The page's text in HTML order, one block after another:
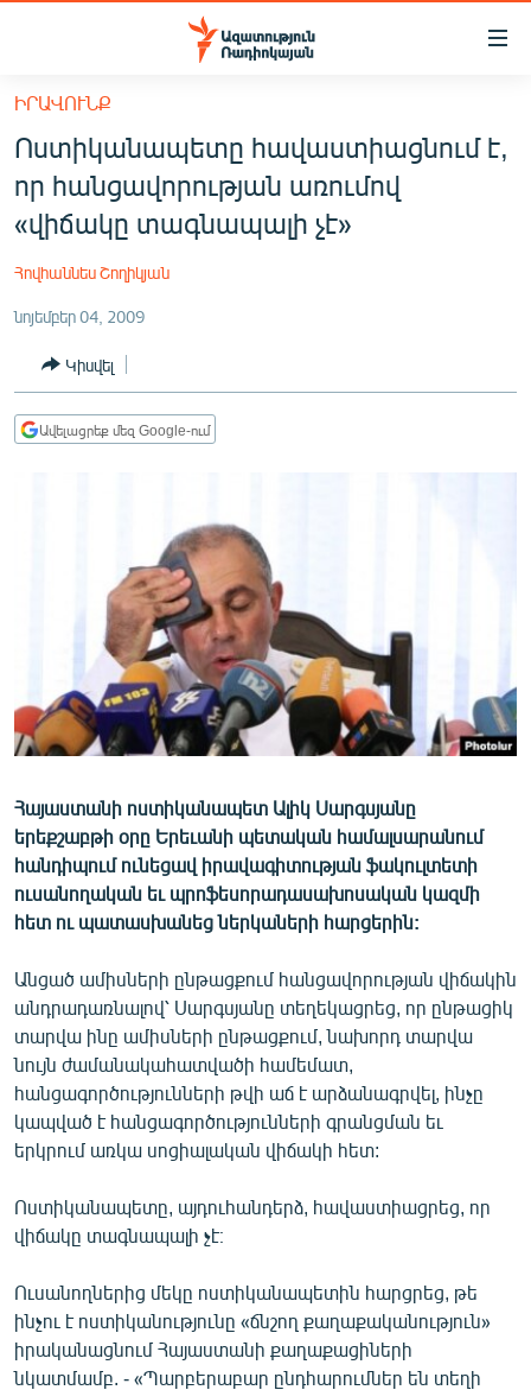
Մատչելիության
հիմնական
բովանդակությանը
Անցնել
հիմնական
մենյուին
ՀԱՅԱՍՏԱՆ
ՔԱՂԱՔԱԿԱՆ
ՏՆՏԵՍՈՒԹՅՈՒՆ
ՂԱՐԱԲԱՂ
ՄՇԱԿՈՒՅԹ
ՄԵԿՆԱԲԱՆՈՒԹՅՈՒՆ
ՏՏ ԵՒ ԻՆՏԵՐՆԵՏ
ԱՐԽԻՎ
ՏԵՍԱՆՅՈՒԹԵՐ
ԲԱՆԱՎԵՃ
ՁԳՏԵԼՈՎ ԼԱՎԱԳՈՒՅՆԻՆ
ՓՈԴՔԱՍԹ
Հայերեն
English
Русский
«Ազատության» բոլոր կայքերը
ԻՐԱՎՈՒՆՔ
Ոստիկանապետը հավաստիացնում է,
որ հանցավորության առումով
«վիճակը տագնապալի չէ»
Հովհաննես Շողիկյան
նոյեմբեր 04, 2009
Կիսվել
Ավելացրեք մեզ Google-ում
Հայաստանի ոստիկանապետ Ալիկ Սարգսյանը
երեքշաբթի օրը Երեւանի պետական համալսարանում
հանդիպում ունեցավ իրավագիտության ֆակուլտետի
ուսանողական եւ պրոֆեսորադասախոսական կազմի
հետ ու պատասխանեց ներկաների հարցերին:
Անցած ամիսների ընթացքում հանցավորության վիճակին
անդրադառնալով՝ Սարգսյանը տեղեկացրեց, որ ընթացիկ
տարվա ինը ամիսների ընթացքում, նախորդ տարվա
նույն ժամանակահատվածի համեմատ,
հանցագործությունների թվի աճ է արձանագրվել, ինչը
կապված է հանցագործությունների գրանցման եւ
երկրում առկա սոցիալական վիճակի հետ:
Ոստիկանապետը, այդուհանդերձ, հավաստիացրեց, որ
վիճակը տագնապալի չէ։
Ուսանողներից մեկը ոստիկանապետին հարցրեց, թե
ինչու է ոստիկանությունը «ճնշող քաղաքականություն»
իրականացնում Հայաստանի քաղաքացիների
նկատմամբ. - «Պարբերաբար ընդհարումներ են տեղի